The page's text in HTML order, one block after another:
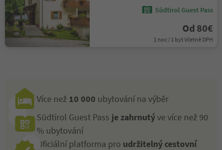
Südtirol Guest Pass
Od 80€
1 noc / 1 byt Včetně DPH
Více než 10 000 ubytování na výběr
Südtirol Guest Pass je zahrnutýve více než 90
% ubytování
Oficiální platforma pro udržitelný cestovní